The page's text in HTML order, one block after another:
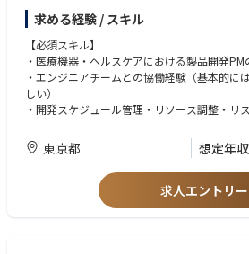
る。
KPI（レビュー件数、レビューサイクル所要期
等）の分析を通じて継続的改善を推進する。
ト、チェックリスト、申請者・レビュアー向
る。
Medical部門および関連部門に対して、コンプ
効率的にメディカル活動を計画・実施するた
研究助成金（Scientific Grants）を含む非販
MAJOR RESPONSIBILITIES
開発規模の拡大にともない、エンジニアチー
ソース・品質・薬事対応を一気通貫で推進で
っており、今回の募集に至りました。
■ 業務内容
・AIアルゴリズム・モデル開発・製品開発に
イルストーンの策定と管理
進捗調整
・開発リスクの早期発見、課題の構造化・優
・製品開発における薬事規制（医療機器承認
・開発ロードマップの維持・更新、上位マネ
求める経験 / スキル
【必須スキル】
・医療機器・ヘルスケアにおける製品開発PM
・エンジニアチームとの協働経験（基本的に
しい）
・開発スケジュール管理・リソース調整・リ
・品質保証・薬事プロセスの基礎知識
【歓迎スキル】
・多職種（研究者・エンジニア・品質・薬事
ケーション能力
・医療機器承認（QMS省令・ISO 13485・
東京都 想定年収
求人エントリー